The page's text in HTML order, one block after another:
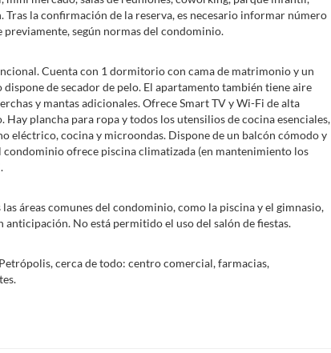
la confirmación de la reserva, es necesario informar número
según normas del condominio.
Cuenta con 1 dormitorio con cama de matrimonio y un
dispone de secador de pelo. El apartamento también tiene aire
y mantas adicionales. Ofrece Smart TV y Wi-Fi de alta
plancha para ropa y todos los utensilios de cocina esenciales,
eléctrico, cocina y microondas. Dispone de un balcón cómodo y
condominio ofrece piscina climatizada (en mantenimiento los
áreas comunes del condominio, como la piscina y el gimnasio,
anticipación. No está permitido el uso del salón de fiestas.
cerca de todo: centro comercial, farmacias,